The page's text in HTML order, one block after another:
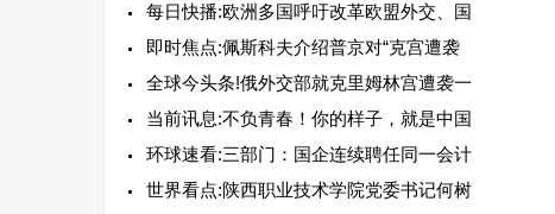
每日快播:欧洲多国呼吁改革欧盟外交、国
即时焦点:佩斯科夫介绍普京对“克宫遭袭
全球今头条!俄外交部就克里姆林宫遭袭一
当前讯息:不负青春！你的样子，就是中国
环球速看:三部门：国企连续聘任同一会计
世界看点:陕西职业技术学院党委书记何树